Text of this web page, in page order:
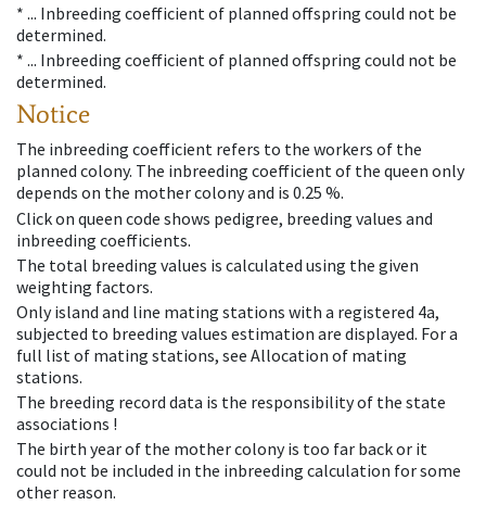
* ... Inbreeding coefficient of planned offspring could not be
determined.
* ... Inbreeding coefficient of planned offspring could not be
determined.
Notice
The inbreeding coefficient refers to the workers of the
planned colony. The inbreeding coefficient of the queen only
depends on the mother colony and is 0.25 %.
Click on queen code shows pedigree, breeding values and
inbreeding coefficients.
The total breeding values is calculated using the given
weighting factors.
Only island and line mating stations with a registered 4a,
subjected to breeding values estimation are displayed. For a
full list of mating stations, see Allocation of mating
stations.
The breeding record data is the responsibility of the state
associations !
The birth year of the mother colony is too far back or it
could not be included in the inbreeding calculation for some
other reason.